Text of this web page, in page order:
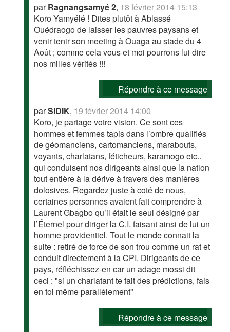
parRagnangsamyé 2, 18 février 2014 15:13
Koro Yamyélé ! Dites plutôt à Ablassé
Ouédraogo de laisser les pauvres paysans et
venir tenir son meeting à Ouaga au stade du 4
Août ; comme cela vous et moi pourrons lui dire
nos milles vérités !!!
Répondre à ce message
parSIDIK, 19 février 2014 14:00
Koro, je partage votre vision. Ce sont ces
hommes et femmes tapis dans l’ombre qualifiés
de géomanciens, cartomanciens, marabouts,
voyants, charlatans, féticheurs, karamogo etc..
qui conduisent nos dirigeants ainsi que la nation
tout entière à la dérive à travers des manières
dolosives. Regardez juste à coté de nous,
certaines personnes avaient fait comprendre à
Laurent Gbagbo qu’il était le seul désigné par
l’Éternel pour diriger la C.I. faisant ainsi de lui un
homme providentiel. Tout le monde connait la
suite : retiré de force de son trou comme un rat et
conduit directement à la CPI. Dirigeants de ce
pays, réfléchissez-en car un adage mossi dit
ceci : "si un charlatant te fait des prédictions, fais
en toi même parallèlement"
Répondre à ce message